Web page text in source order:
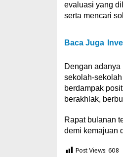
evaluasi yang
serta mencari
Baca Juga
Dengan
sekolah-
berdampak
berakhlak,
Rapat bulanan
demi kemajuan
Post Views:608